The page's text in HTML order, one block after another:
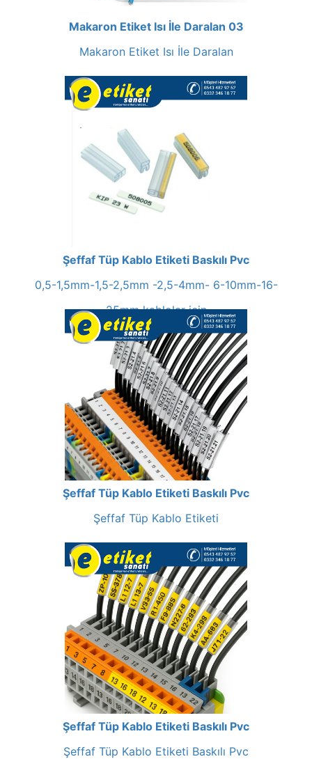
Makaron Etiket Isı İle Daralan 03
Makaron Etiket Isı İle Daralan
Şeffaf Tüp Kablo Etiketi Baskılı Pvc
0,5-1,5mm-1,5-2,5mm -2,5-4mm- 6-10mm-16-
25mm kablolar için
Şeffaf Tüp Kablo Etiketi Baskılı Pvc
Şeffaf Tüp Kablo Etiketi
Şeffaf Tüp Kablo Etiketi Baskılı Pvc
Şeffaf Tüp Kablo Etiketi Baskılı Pvc